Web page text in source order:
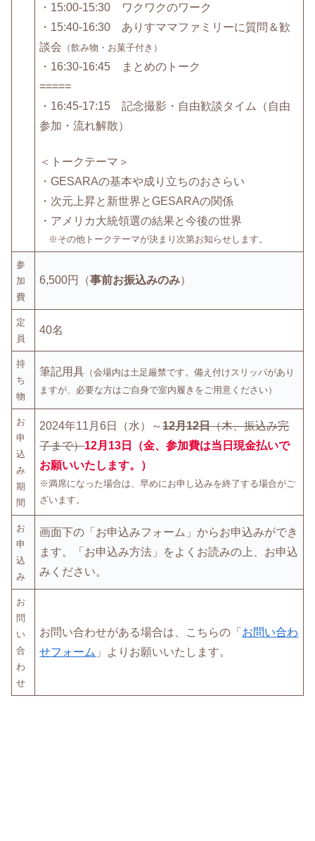
・15:00-15:30 ワクワクのワーク
・15:40-16:30 ありすママファミリーに質問＆歓
談会 （飲み物・お菓子付き）
・16:30-16:45 まとめのトーク
=====
・16:45-17:15 記念撮影・自由歓談タイム（自由
参加・流れ解散）
＜トークテーマ＞
・GESARAの基本や成り立ちのおさらい
・次元上昇と新世界とGESARAの関係
・アメリカ大統領選の結果と今後の世界
※その他トークテーマが決まり次第お知らせします。
参
加
費
6,500円（事前お振込みのみ）
定
員
40名
持
ち
物
筆記用具 （会場内は土足厳禁です。備え付けスリッパがあり
ますが、必要な方はご自身で室内履きをご用意ください）
お
申
込
み
期
間
2024年11月6日（水）～12月12日（木、振込み完
了まで）12月13日（金、参加費は当日現金払いで
お願いいたします。）
※満席になった場合は、早めにお申し込みを終了する場合がご
ざいます。
お
申
込
み
画面下の「お申込みフォーム」からお申込みができ
ます。「お申込み方法」をよくお読みの上、お申込
みください。
お
問
い
合
わ
せ
お問い合わせがある場合は、こちらの「 お問い合わ
せフォーム 」よりお願いいたします。